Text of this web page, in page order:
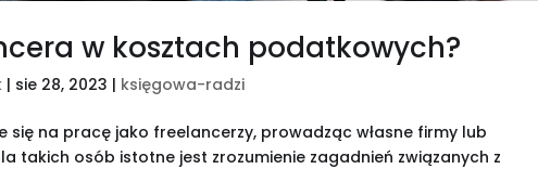
w kosztach podatkowych?
| sie 28, 2023 | księgowa-radzi
się na pracę jako freelancerzy, prowadząc własne firmy lub
takich osób istotne jest zrozumienie zagadnień związanych z